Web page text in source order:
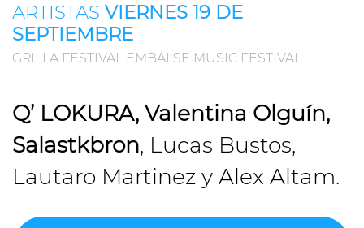
ARTISTAS VIERNES 19 DE
SEPTIEMBRE
GRILLA FESTIVAL EMBALSE MUSIC FESTIVAL
Q’ LOKURA, Valentina Olguín,
Salastkbron, Lucas Bustos,
Lautaro Martinez y Alex Altam.